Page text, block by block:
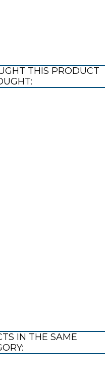
THIS PRODUCT
IN THE SAME